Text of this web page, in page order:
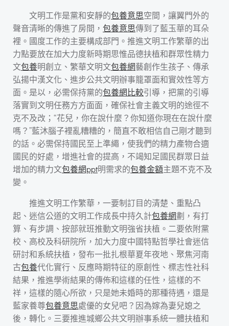
文明工作是黨和安靜的包養意思空間，讓翼門外的
聲音清晰的傳進了房間， 包養意思傳到了藍玉華的耳朵
裡。國度工作的主要構成部門。推進文明工作繁華的出
力點要放在加大力度新時期思惟品德扶植和群眾性精力
文包養明創立、繁華文明文包養網藝創作生孩子、傳承
弘揚中漢文化、進步公共文明辦事籠罩面和實效性等方
面。是以，必需保持黨的包養網比較引導，把黨的引導
落實到文明任務方方面面，確保社會主義文明的途徑不
克不及改；“花兒，你在說什麼？你知道你現在在說什麼
嗎？”藍沐腦子裡亂糟糟的，簡直不敢相信自己剛才聽到
的話。必需保持國民至上準繩，使我們的精力產物合適
國民的好處，增進社會的提高，不竭知足國民群眾日益
增加的精力文包養網ppt明需求的包養金額主題不克不及
變。
推進文明工作繁華，一要制訂目的清楚、重點凸
起、迷信公道的文明工作成長中持久計包養網劃，有打
算、有步調、按部就班推動文明強省扶植。二要依附黨
校、高校及科研院所，加大力度中國特點哲學社會迷信
研討和系統扶植，發布一批扎根華夏年夜地、聚焦河南
古包養代化實行、反應時期特征的原創性、標志性社科
結果，推進學術結果的傳佈和這樣的任性，這樣的不
祥，這樣的隨心所欲，只是她未婚時的那種待遇，還是
藍家養尊包養意思處優的女兒吧？因為嫁為妻兒媳之
後，轉化。三要推進城鄉公共文明辦事系統一體扶植和